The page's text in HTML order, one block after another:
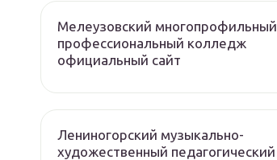
Мелеузовский многопрофильный
профессиональный колледж
официальный сайт
Лениногорский музыкально-
художественный педагогический